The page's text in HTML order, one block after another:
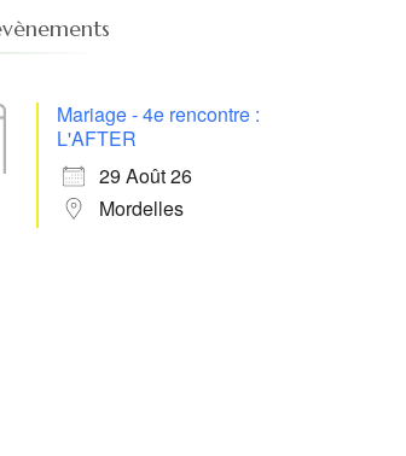
Mariage - 4e rencontre :
L'AFTER
29 Août 26
Mordelles